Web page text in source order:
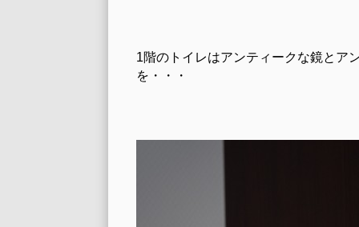
1階のトイレはアンティークな鏡とア
を・・・